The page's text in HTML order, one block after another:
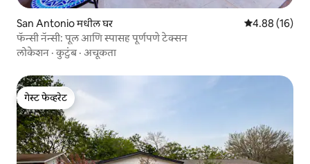
San Antonio मधील घर 5 पैकी 4.88
4.88 (16)
फॅन्सी नॅन्सी: पूल आणि स्पासह पूर्णपणे टेक्सन
लोकेशन ·कुटुंब· अचूकता
गेस्ट फेव्हरेट
गेस्ट फेव्हरेट